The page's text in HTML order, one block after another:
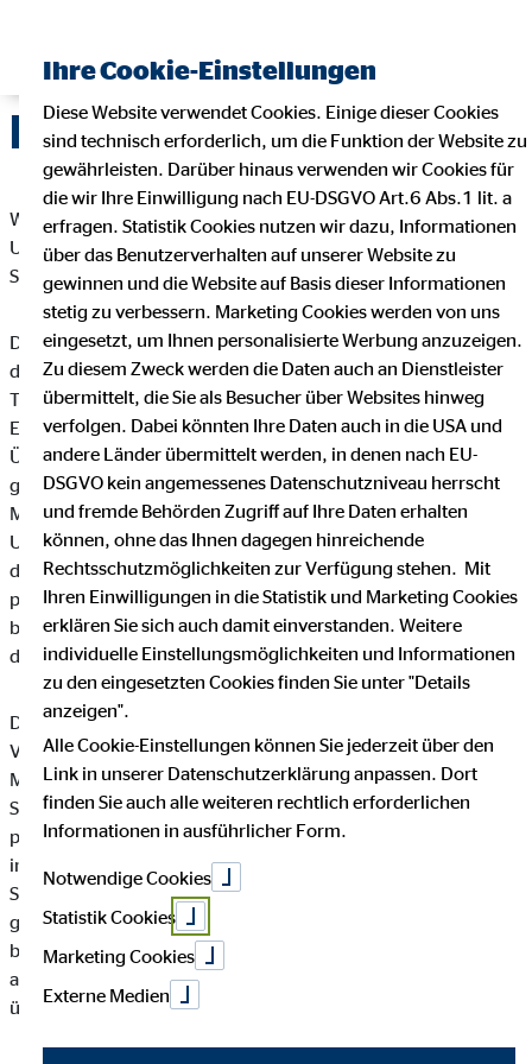
Datenschutz
Wir freuen uns sehr über Ihr Interesse an unserem
Unternehmen. Datenschutz hat einen besonders hohen
Stellenwert bei der OVB Vermögensberatung AG.
Die Verarbeitung personenbezogener Daten, beispielsweise
des Namens, der Anschrift, E-Mail-Adresse oder
Telefonnummer einer betroffenen Person, erfolgt stets im
Einklang mit der Datenschutz-Grundverordnung und in
Übereinstimmung mit den für die OVB Vermögensberatung AG
geltenden landesspezifischen Datenschutzbestimmungen.
Mittels dieser Datenschutzerklärung möchte unser
Unternehmen die Öffentlichkeit über Art, Umfang und Zweck
der von uns erhobenen, genutzten und verarbeiteten
personenbezogenen Daten informieren. Ferner werden
betroffene Personen mittels dieser Datenschutzerklärung über
die ihnen zustehenden Rechte aufgeklärt.
Die OVB Vermögensberatung AG hat als für die Verarbeitung
Verantwortlicher zahlreiche technische und organisatorische
Maßnahmen umgesetzt, um einen möglichst lückenlosen
Schutz der über diese Internetseite verarbeiteten
personenbezogenen Daten sicherzustellen. Dennoch können
internetbasierte Datenübertragungen grundsätzlich
Sicherheitslücken aufweisen, sodass ein absoluter Schutz nicht
gewährleistet werden kann. Aus diesem Grund steht es jeder
betroffenen Person frei, personenbezogene Daten auch auf
alternativen Wegen, beispielsweise telefonisch, an uns zu
übermitteln.
Ihre Cookie-Einstellungen
Diese Website verwendet Cookies. Einige dieser Cookies
sind technisch erforderlich, um die Funktion der Website zu
gewährleisten. Darüber hinaus verwenden wir Cookies für
die wir Ihre Einwilligung nach EU-DSGVO Art.6 Abs.1 lit. a
erfragen. Statistik Cookies nutzen wir dazu, Informationen
über das Benutzerverhalten auf unserer Website zu
gewinnen und die Website auf Basis dieser Informationen
stetig zu verbessern. Marketing Cookies werden von uns
eingesetzt, um Ihnen personalisierte Werbung anzuzeigen.
Zu diesem Zweck werden die Daten auch an Dienstleister
übermittelt, die Sie als Besucher über Websites hinweg
verfolgen. Dabei könnten Ihre Daten auch in die USA und
andere Länder übermittelt werden, in denen nach EU-
DSGVO kein angemessenes Datenschutzniveau herrscht
und fremde Behörden Zugriff auf Ihre Daten erhalten
können, ohne das Ihnen dagegen hinreichende
Rechtsschutzmöglichkeiten zur Verfügung stehen. Mit
Ihren Einwilligungen in die Statistik und Marketing Cookies
erklären Sie sich auch damit einverstanden. Weitere
individuelle Einstellungsmöglichkeiten und Informationen
zu den eingesetzten Cookies finden Sie unter "Details
anzeigen".
Alle Cookie-Einstellungen können Sie jederzeit über den
Link in unserer Datenschutzerklärung anpassen. Dort
finden Sie auch alle weiteren rechtlich erforderlichen
Informationen in ausführlicher Form.
Notwendige Cookies
Statistik Cookies
Marketing Cookies
Externe Medien